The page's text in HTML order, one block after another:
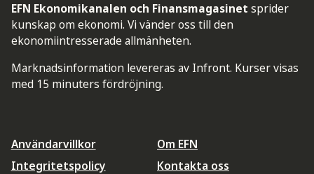
EFN Ekonomikanalen och Finansmagasinet sprider
kunskap om ekonomi. Vi vänder oss till den
ekonomiintresserade allmänheten.
Marknadsinformation levereras av Infront. Kurser visas
med 15 minuters fördröjning.
Användarvillkor
Integritetspolicy
Om EFN
Kontakta oss